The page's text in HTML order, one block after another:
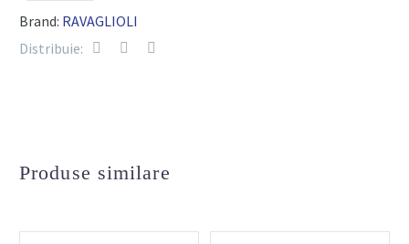
Tip produs: Con de centrare pentru echilibrare roți
Compatibilitate
Greutate: Optimizată pentru stabilitate fără
Brand: RAVAGLIOLI
Distribuie:
Produse similare